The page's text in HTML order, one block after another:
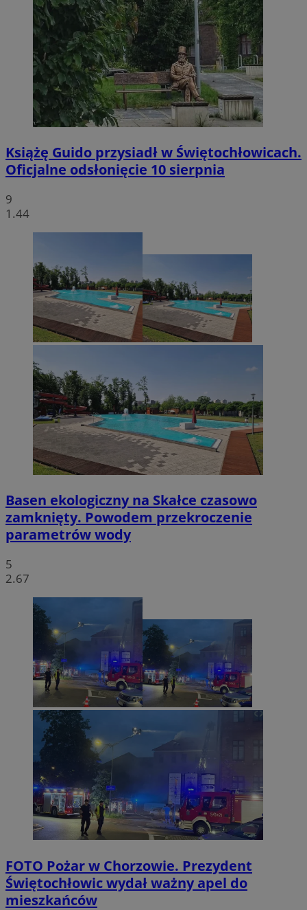
Książę Guido przysiadł w Świętochłowicach.
Oficjalne odsłonięcie 10 sierpnia
9
1.44
Basen ekologiczny na Skałce czasowo
zamknięty. Powodem przekroczenie
parametrów wody
5
2.67
FOTO Pożar w Chorzowie. Prezydent
Świętochłowic wydał ważny apel do
mieszkańców